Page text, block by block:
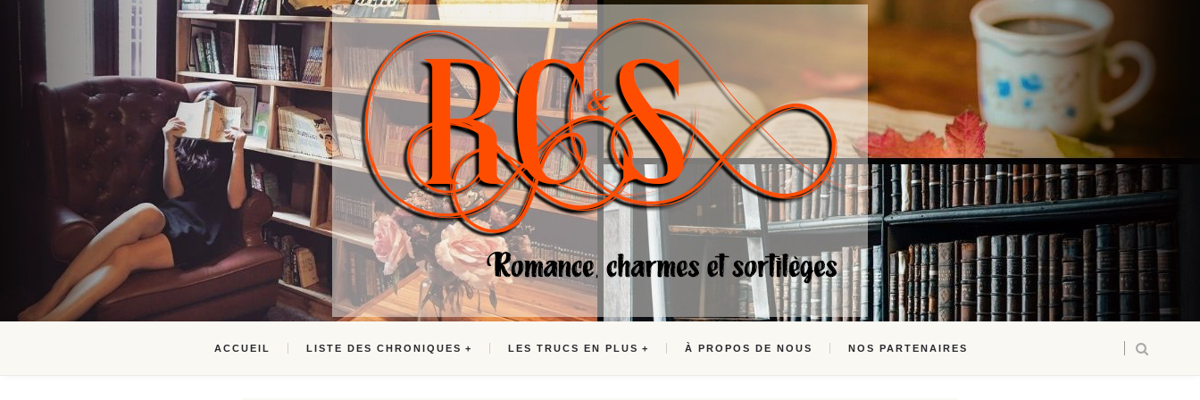
ACCUEIL LISTE DES CHRONIQUES LES TRUCS EN PLUS À PROPOS DE NOUS NOS PARTENAIRES